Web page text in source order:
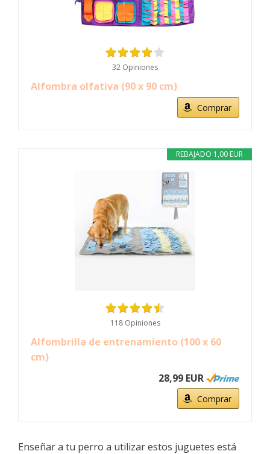
32 Opiniones
Alfombra olfativa (90 x 90 cm)
Comprar
REBAJADO 1,00 EUR
118 Opiniones
Alfombrilla de entrenamiento (100 x 60
cm)
28,99 EUR
Comprar
Enseñar a tu perro a utilizar estos juguetes está